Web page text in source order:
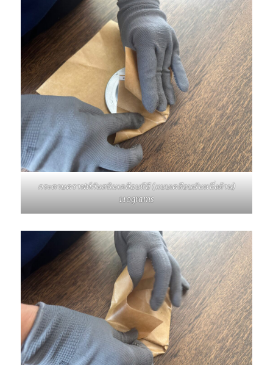
กระดาษคราฟท์กันสนิมเคลือบพีอี (แบบเคลือบมันหนึ่งด้าน)
110grams